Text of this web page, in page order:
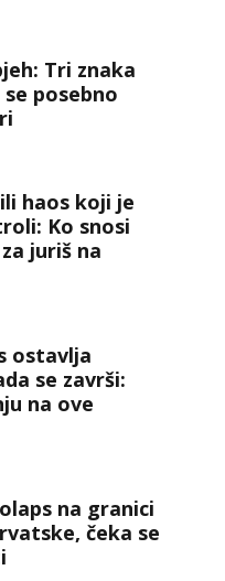
Tri znaka
posebno
haos koji je
Ko snosi
juriš na
ostavlja
se završi:
na ove
na granici
čeka se